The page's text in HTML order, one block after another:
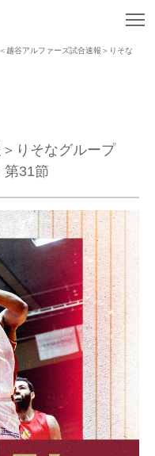
＜越谷アルファーズ試合速報＞りそな
りそなグループ
第31節